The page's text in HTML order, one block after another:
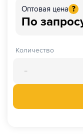
Оптовая цена ?
По
Количество
-